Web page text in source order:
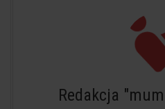
Redakcja